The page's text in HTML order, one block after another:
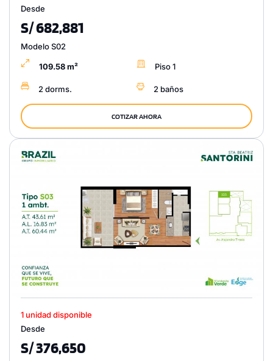
Desde
S/ 682,881
Modelo S02
109.58 m² Piso 1
2 dorms. 2 baños
COTIZAR AHORA
1 unidad disponible
Desde
S/ 376,650